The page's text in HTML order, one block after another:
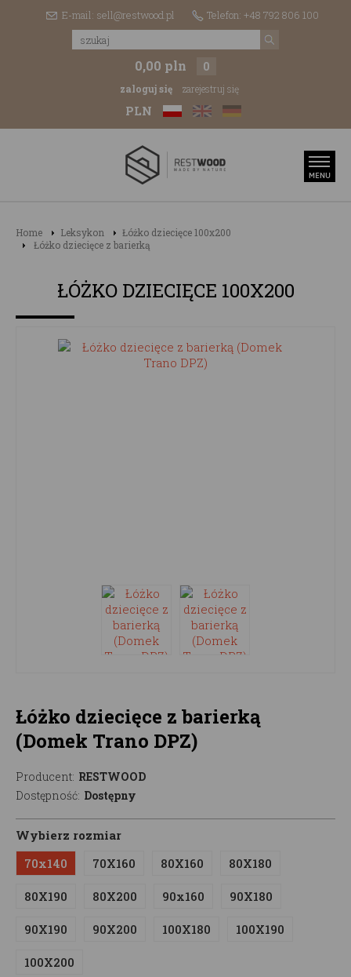
E-mail: sell@restwood.pl Telefon: +48 792 806 100
0,00 pln 0
zaloguj się zarejestruj się
PLN
Home Leksykon
Łóżko dziecięce 100x200
Łóżko dziecięce z barierką
ŁÓŻKO DZIECIĘCE 100X200
Łóżko dziecięce z barierką
(Domek Trano DPZ)
Producent: RESTWOOD
Dostępność: Dostępny
Wybierz rozmiar
70x140
70X160 80X160 80X180
80X190 80X200 90x160 90X180
90X190 90X200 100X180 100X190
100X200